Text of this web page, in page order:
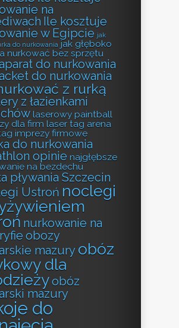
na
Ile kosztuje
w Egipcie jak
do nurkowania jak głęboko
nurkować bez sprzętu
do nurkowania
do nurkowania
z rurką
z łazienkami
laserowy paintball
dla firm laser tag arena
imprezy firmowe
do nurkowania
opinie najgłębsze
na bezdechu
pływania Szczecin
Ustroń noclegi
nurkowanie na
obozy
mazury obóz
dla
obóz
mazury
do